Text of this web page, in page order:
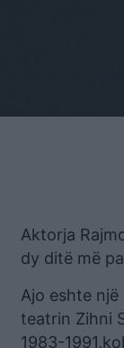
Aktorja
dy ditë më
Ajo eshte
teatrin Zihni
1983-